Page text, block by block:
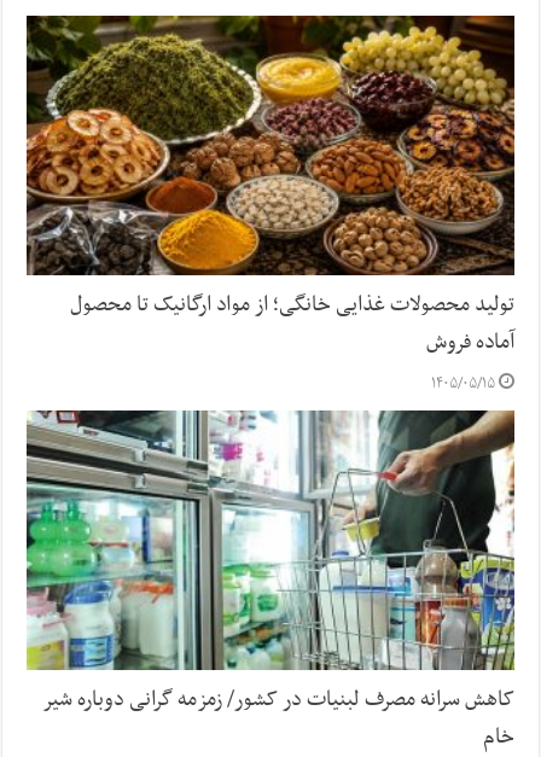
تولید محصولات غذایی خانگی؛ از مواد ارگانیک تا محصول
آماده فروش
۱۴۰۵/۰۵/۱۵
کاهش سرانه مصرف لبنیات در کشور/ زمزمه گرانی دوباره شیر
خام